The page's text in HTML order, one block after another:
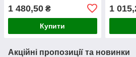
1 480,50 ₴
Купити
1
Акційні пропозиції та новинки